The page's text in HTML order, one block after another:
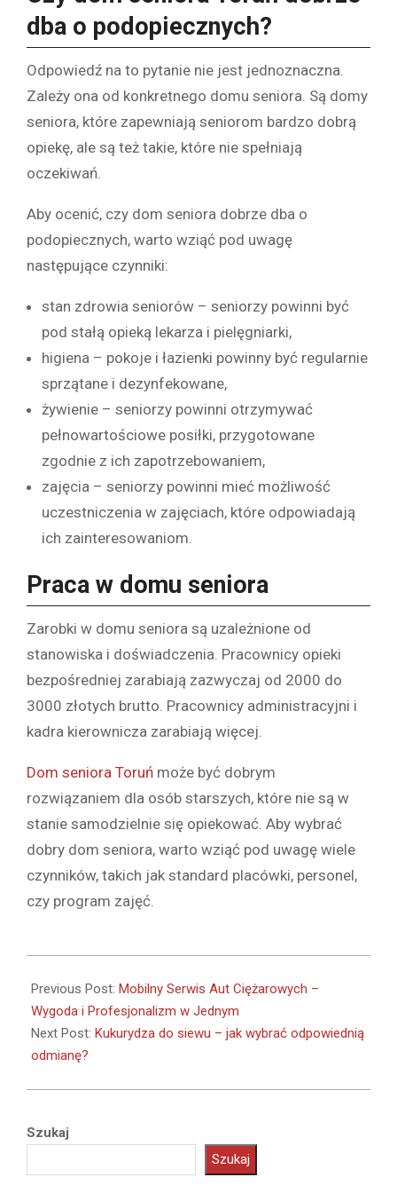
dba o podopiecznych?
Odpowiedź na to pytanie nie jest jednoznaczna.
Zależy ona od konkretnego domu seniora. Są domy
seniora, które zapewniają seniorom bardzo dobrą
opiekę, ale są też takie, które nie spełniają
oczekiwań.
Aby ocenić, czy dom seniora dobrze dba o
podopiecznych, warto wziąć pod uwagę
następujące czynniki:
stan zdrowia seniorów – seniorzy powinni być
pod stałą opieką lekarza i pielęgniarki,
higiena – pokoje i łazienki powinny być regularnie
sprzątane i dezynfekowane,
żywienie – seniorzy powinni otrzymywać
pełnowartościowe posiłki, przygotowane
zgodnie z ich zapotrzebowaniem,
zajęcia – seniorzy powinni mieć możliwość
uczestniczenia w zajęciach, które odpowiadają
ich zainteresowaniom.
Praca w domu seniora
Zarobki w domu seniora są uzależnione od
stanowiska i doświadczenia. Pracownicy opieki
bezpośredniej zarabiają zazwyczaj od 2000 do
3000 złotych brutto. Pracownicy administracyjni i
kadra kierownicza zarabiają więcej.
Dom seniora Toruń może być dobrym
rozwiązaniem dla osób starszych, które nie są w
stanie samodzielnie się opiekować. Aby wybrać
dobry dom seniora, warto wziąć pod uwagę wiele
czynników, takich jak standard placówki, personel,
czy program zajęć.
12-
13
Previous Post: Mobilny Serwis Aut Ciężarowych –
Wygoda i Profesjonalizm w Jednym
Next Post: Kukurydza do siewu – jak wybrać odpowiednią
odmianę?
Szukaj
Szukaj